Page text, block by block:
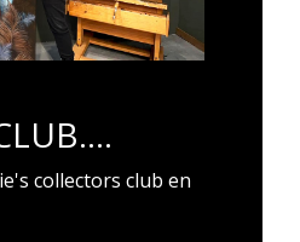
collectors club en